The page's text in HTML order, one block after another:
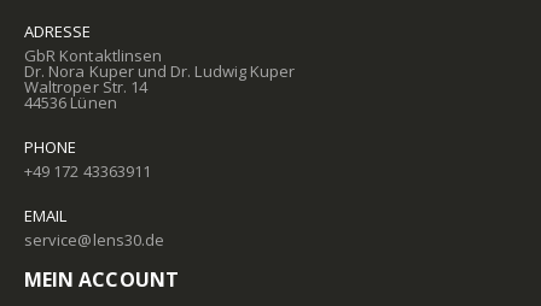
ADRESSE
GbR Kontaktlinsen
Dr. Nora Kuper und Dr. Ludwig Kuper
Waltroper Str. 14
44536 Lünen
PHONE
+49 172 43363911
EMAIL
service@lens30.de
MEIN ACCOUNT